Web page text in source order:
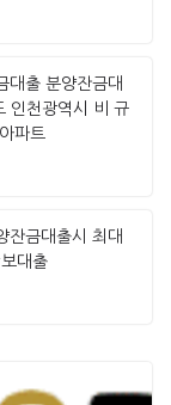
대출 분양잔금대
인천광역시 비 규
파트
잔금대출시 최대
대출